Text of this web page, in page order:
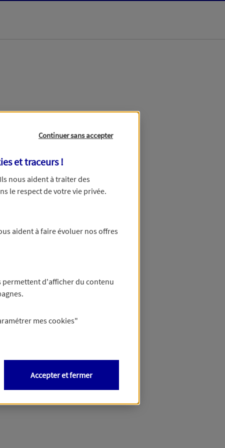
Continuer sans accepter
et traceurs!
nous aident à traiter des
le respect de votre vie privée.
aident à faire évoluer nos offres
d'afficher du contenu
mes cookies"
Accepter et fermer